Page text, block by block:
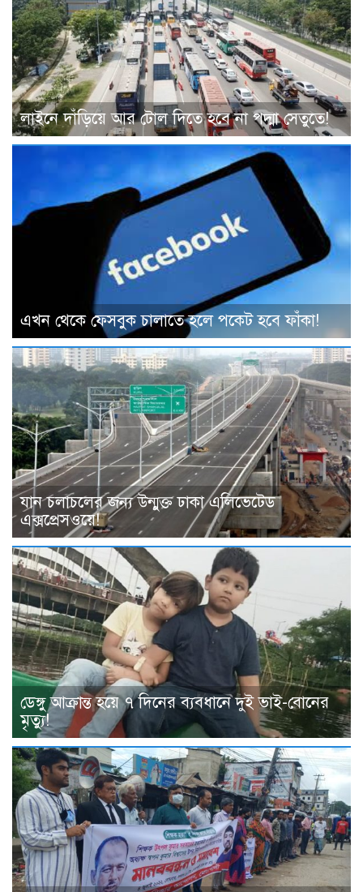
লাইনে দাঁড়িয়ে আর টোল দিতে হবে না পদ্মা সেতুতে!
এখন থেকে ফেসবুক চালাতে হলে পকেট হবে ফাঁকা!
যান চলাচলের জন্য উন্মুক্ত ঢাকা এলিভেটেড
এক্সপ্রেসওয়ে!
ডেঙ্গু আক্রান্ত হয়ে ৭ দিনের ব্যবধানে দুই ভাই-বোনের
মৃত্যু!